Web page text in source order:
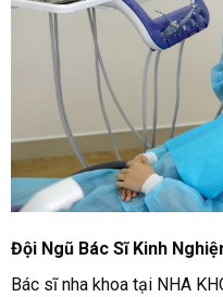
Đội Ngũ Bác Sĩ Kinh
Bác sĩ nha khoa tại NHA